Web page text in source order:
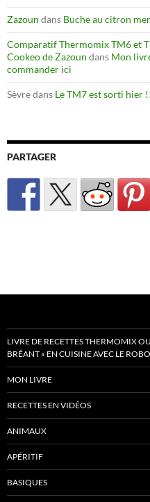
Zazoun dans Buche au citron
Comparatif Thermomix TM6 et
Cookeo de Zazoun dans Mon
commander ici
Sèvredans Le TM7 est sorti hier
PARTAGER
LIVRE DE RECETTES THERMOMIX
BRÉANT « EN CUISINE AVEC LE
MON LIVRE
RECETTES EN VIDÉOS
ANIMAUX
APÉRITIF
BASIQUES